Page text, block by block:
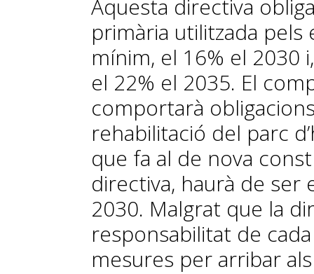
Aquesta directiva
primària utilitzada pels
mínim, el 16% el 2030
el 22% el 2035. El
comportarà
rehabilitació del parc
que fa al de nova
directiva, haurà de
2030. Malgrat que la
responsabilitat de
mesures per arribar